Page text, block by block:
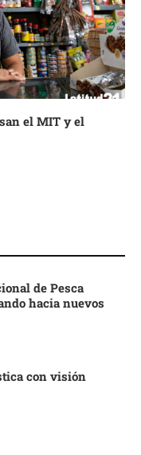
el MIT y el
de Pesca
hacia nuevos
con visión